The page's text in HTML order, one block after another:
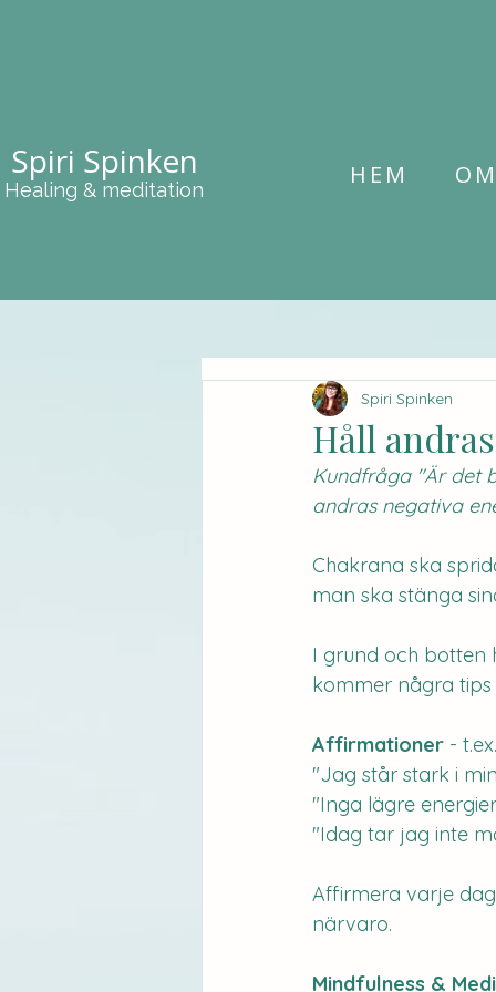
Spiri Spinken
Healing & meditation
HEM
Håll
Spiri Spinken
Kundfråga "Är det
andras negativa
Chakrana ska
man ska stänga
I grund och botten
kommer några tips
Affirmationer -
"Jag står stark i
"Inga lägre
"Idag tar jag inte
Affirmera varje
närvaro.
Mindfulness &